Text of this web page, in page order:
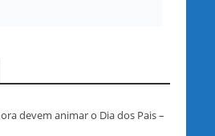
devem animar o Dia dos Pais –